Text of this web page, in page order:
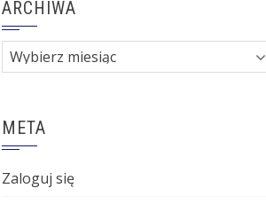
ARCHIWA
Archiwa
META
Zaloguj się